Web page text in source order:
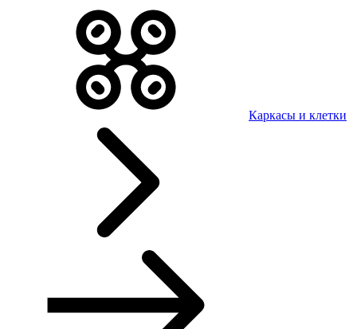
Каркасы и клетки